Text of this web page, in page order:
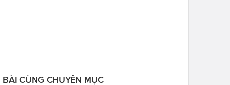
BÀI CÙNG CHUYÊN MỤC